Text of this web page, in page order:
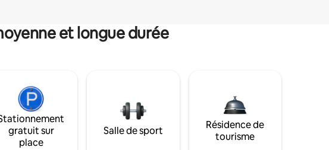
et longue durée
gratuit sur
place
Salle de sport
Résidence de
tourisme